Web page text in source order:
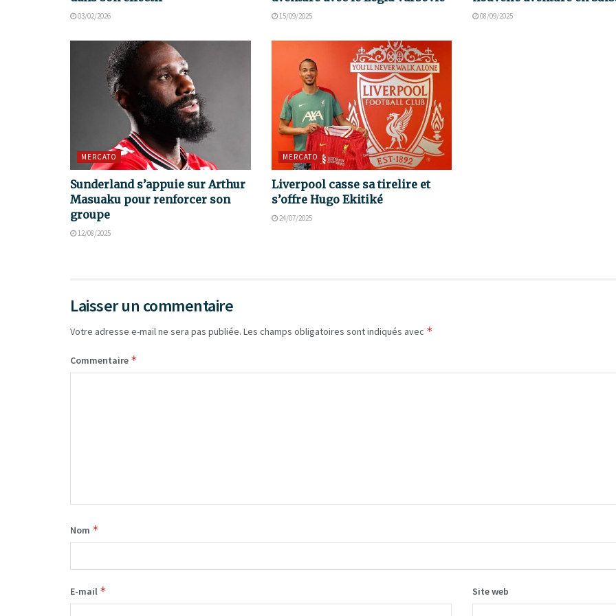
03/02/2026 15/09/2025 08/09/2025
MERCATO
Sunderland s’appuie sur Arthur
Masuaku pour renforcer son
groupe
12/08/2025
MERCATO
Liverpool casse sa tirelire et
s’offre Hugo Ekitiké
24/07/2025
Laisser un commentaire
Votre adresse e-mail ne sera pas publiée. Les champs obligatoires sont indiqués avec *
Commentaire *
Nom *
E-mail * Site web